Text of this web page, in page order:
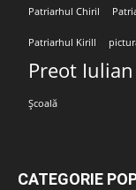
Patriarhul Chiril
Patriarhul Kirill
Preot
Școală
CATEGORIE